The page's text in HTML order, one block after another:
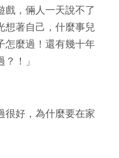
戲，倆人一天說不了
想著自己，什麼事兒
怎麼過！還有幾十年
！」
很好，為什麼要在家